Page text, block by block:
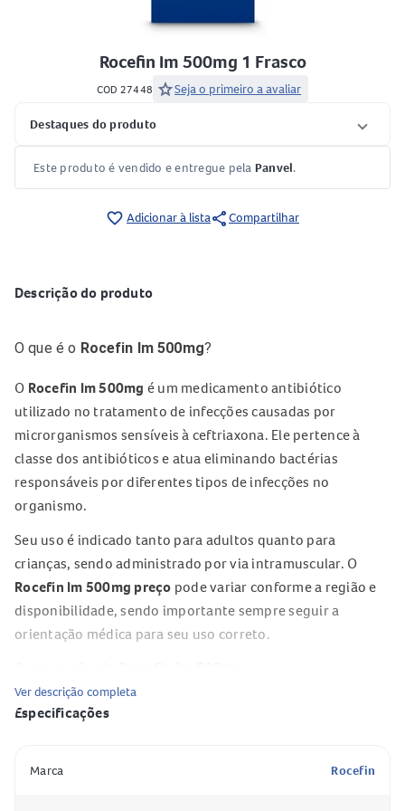
Rocefin Im 500mg 1 Frasco
COD 27448 starSeja o primeiro a avaliar
Destaques do produto
Este produto é vendido e entregue pela Panvel.
favorite_border Adicionar à listashareCompartilhar
Descrição do produto
O que é o Rocefin Im 500mg?
O Rocefin Im 500mg é um medicamento antibiótico
utilizado no tratamento de infecções causadas por
microrganismos sensíveis à ceftriaxona. Ele pertence à
classe dos antibióticos e atua eliminando bactérias
responsáveis por diferentes tipos de infecções no
organismo.
Seu uso é indicado tanto para adultos quanto para
crianças, sendo administrado por via intramuscular. O
Rocefin Im 500mg preço pode variar conforme a região e
disponibilidade, sendo importante sempre seguir a
orientação médica para seu uso correto.
Ceftriaxona (sob a forma de sal dissódico)
Diluente: cloridrato de lidocaína (quando fornecido para
Ver descrição completa
Especificações
Marca Rocefin